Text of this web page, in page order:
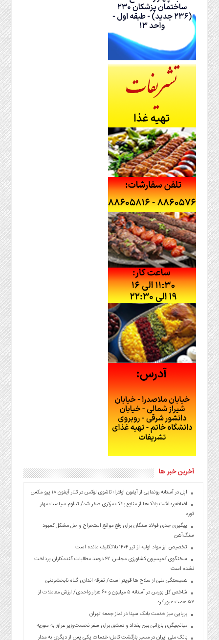
آخرین خبر ها
اپل در آستانه رونمایی از آیفون اولترا؛ تاشوی لوکس در کنار آیفون ۱۸ پرو مکس
اضافه‌برداشت بانک‌ها از منابع بانک مرکزی صفر شد/ تداوم سیاست مهار
تورم
پیگیری جدی فولاد سنگان برای رفع موانع استخراج و حل مشکل کمبود
سنگ‌آهن
تخصیص ارز مواد اولیه از تیر ۱۴۰۴ بلاتکلیف مانده است
سخنگوی کمیسیون کشاورزی مجلس: ۴۲ درصد مطالبات گندمکاران پرداخت
نشده است
همبستگی ملی از سلاح ها قویتر است/ تفرقه اندازی گناه نابخشودنی
شاخص کل بورس در آستانه ۵ میلیون و ۶۰ هزار واحدی/ ارزش معاملات از
۵۷ همت عبور کرد
برپایی میز خدمت بانک سینا در نماز جمعه تهران
میانجیگری بارزانی بین بغداد و دمشق برای سفر نخست‌وزیر عراق به سوریه
بانک ملی ایران در مسیر بازگشت کامل؛ خدمات یکی پس از دیگری به مدار